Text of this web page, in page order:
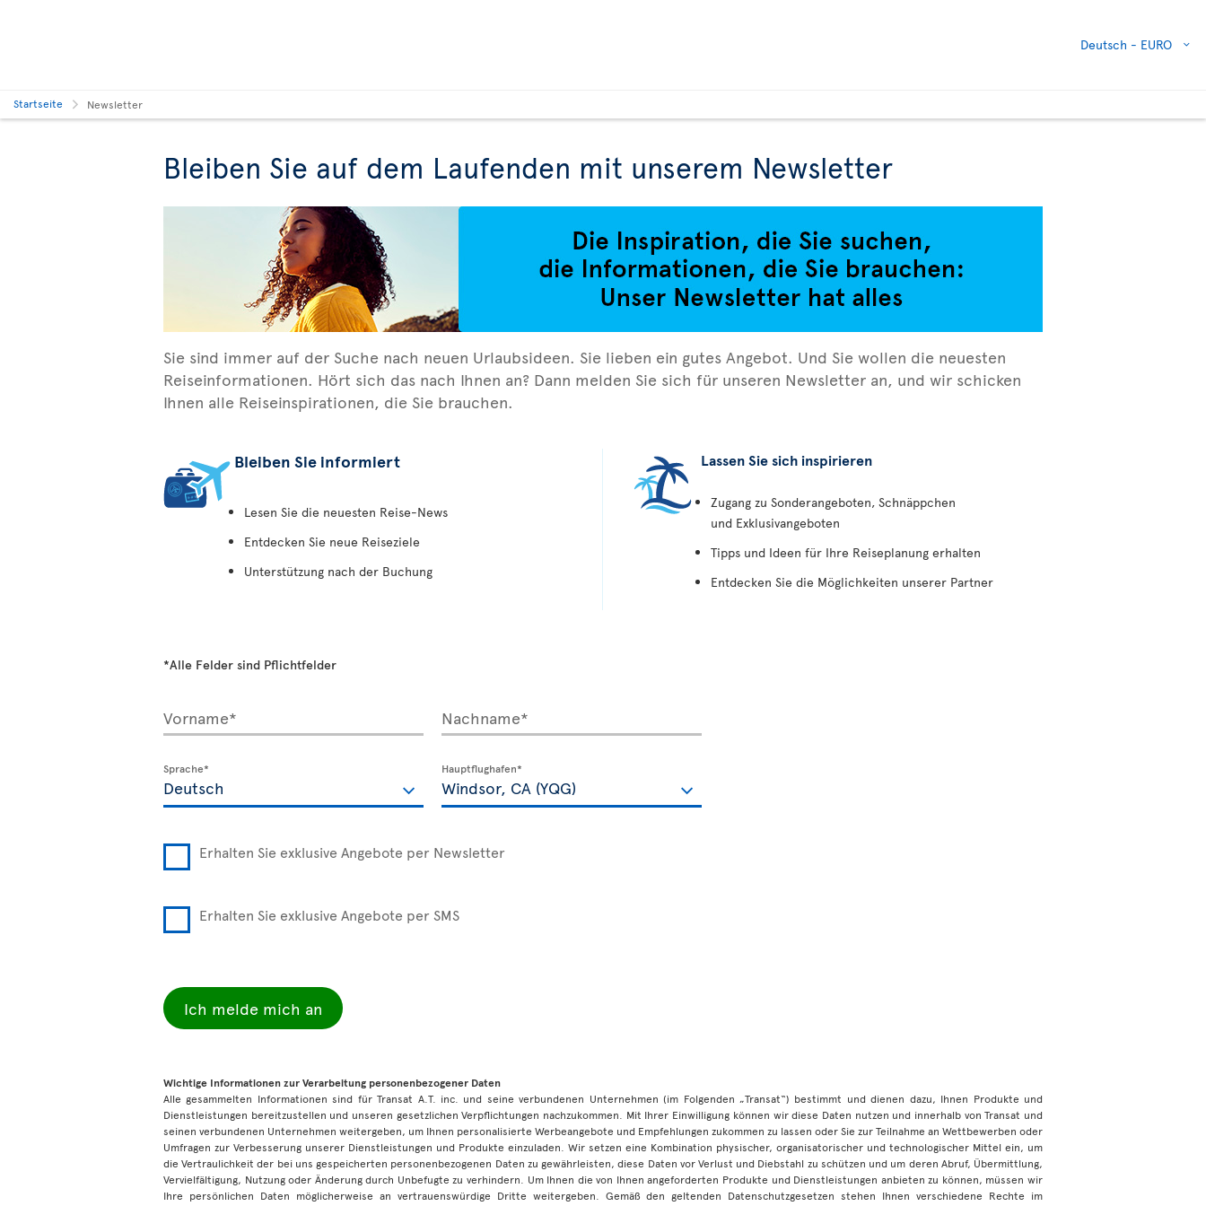
Deutsch - EURO
Startseite Newsletter
Bleiben Sie auf dem Laufenden mit unserem Newsletter
Sie sind immer auf der Suche nach neuen Urlaubsideen. Sie lieben ein gutes Angebot. Und Sie wollen die neuesten
Reiseinformationen. Hört sich das nach Ihnen an? Dann melden Sie sich für unseren Newsletter an, und wir schicken
Ihnen alle Reiseinspirationen, die Sie brauchen.
Bleiben Sie informiert
Lesen Sie die neuesten Reise-News
Entdecken Sie neue Reiseziele
Unterstützung nach der Buchung
Lassen Sie sich inspirieren
Zugang zu Sonderangeboten, Schnäppchen
und Exklusivangeboten
Tipps und Ideen für Ihre Reiseplanung erhalten
Entdecken Sie die Möglichkeiten unserer Partner
*Alle Felder sind Pflichtfelder
Vorname* Nachname*
Sprache* Hauptflughafen*
Erhalten Sie exklusive Angebote per Newsletter
Erhalten Sie exklusive Angebote per SMS
Ich melde mich an
Wichtige Informationen zur Verarbeitung personenbezogener Daten
Alle gesammelten Informationen sind für Transat A.T. inc. und seine verbundenen Unternehmen (im Folgenden „Transat“) bestimmt und dienen dazu, Ihnen Produkte und
Dienstleistungen bereitzustellen und unseren gesetzlichen Verpflichtungen nachzukommen. Mit Ihrer Einwilligung können wir diese Daten nutzen und innerhalb von Transat und
seinen verbundenen Unternehmen weitergeben, um Ihnen personalisierte Werbeangebote und Empfehlungen zukommen zu lassen oder Sie zur Teilnahme an Wettbewerben oder
Umfragen zur Verbesserung unserer Dienstleistungen und Produkte einzuladen. Wir setzen eine Kombination physischer, organisatorischer und technologischer Mittel ein, um
die Vertraulichkeit der bei uns gespeicherten personenbezogenen Daten zu gewährleisten, diese Daten vor Verlust und Diebstahl zu schützen und um deren Abruf, Übermittlung,
Vervielfältigung, Nutzung oder Änderung durch Unbefugte zu verhindern. Um Ihnen die von Ihnen angeforderten Produkte und Dienstleistungen anbieten zu können, müssen wir
Ihre persönlichen Daten möglicherweise an vertrauenswürdige Dritte weitergeben. Gemäß den geltenden Datenschutzgesetzen stehen Ihnen verschiedene Rechte im